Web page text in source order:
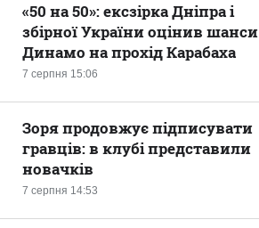
7 серпня 15:06
«50 на 50»: ексзірка Дніпра і
збірної України оцінив шанси
Динамо на прохід Карабаха
7 серпня 14:53
Зоря продовжує підписувати
гравців: в клубі представили
новачків